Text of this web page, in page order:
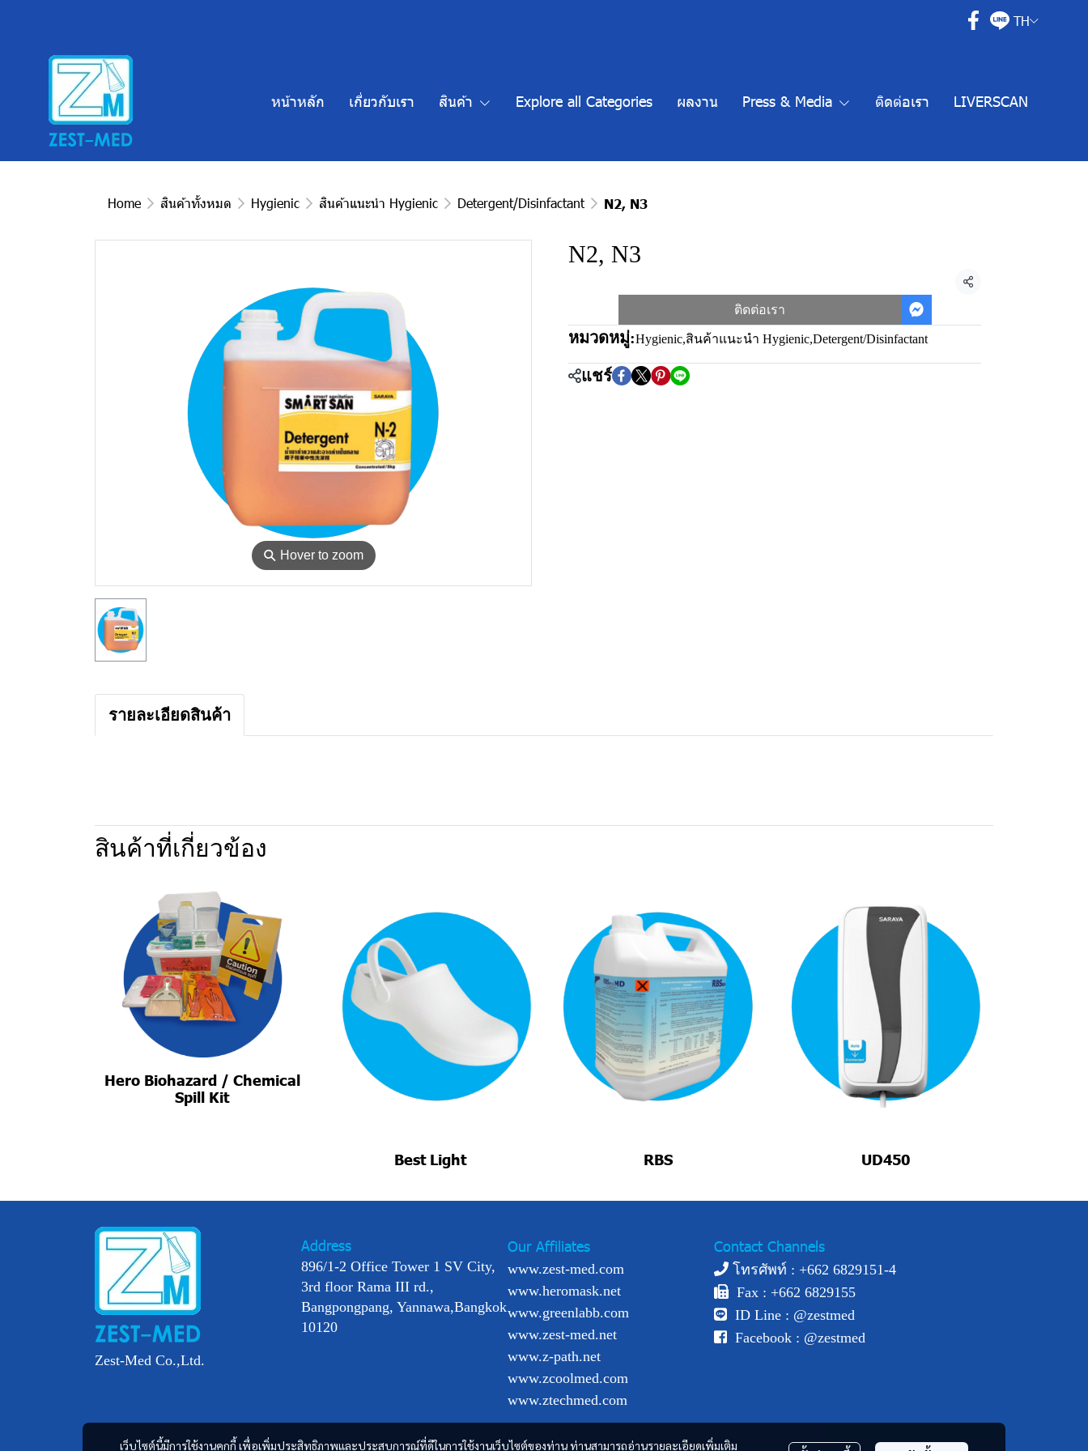
TH
หน้าหลัก เกี่ยวกับเรา สินค้า Explore all Categories ผลงาน Press & Media ติดต่อเรา LIVERSCAN
Home สินค้าทั้งหมด Hygienic สินค้าแนะนำ Hygienic Detergent/Disinfactant N2, N3
⚲ Hover to zoom
N2, N3
แชร์
ติดต่อเรา
หมวดหมู่:Hygienic,สินค้าแนะนำ Hygienic,Detergent/Disinfactant
แชร์
รายละเอียดสินค้า
สินค้าที่เกี่ยวข้อง
Hero Biohazard / Chemical
Spill Kit
Best Light RBS UD450
เว็บไซต์นี้มีการใช้งานคุกกี้ เพื่อเพิ่มประสิทธิภาพและประสบการณ์ที่ดีในการใช้งานเว็บไซต์ของท่าน ท่านสามารถอ่านรายละเอียดเพิ่มเติม
Zest-Med Co.,Ltd.
Address
896/1-2 Office Tower 1 SV City,
3rd floor Rama III rd.,
Bangpongpang, Yannawa,Bangkok
10120
Our Affiliates
www.zest-med.com
www.heromask.net
www.greenlabb.com
www.zest-med.net
www.z-path.net
www.zcoolmed.com
www.ztechmed.com
Contact Channels
โทรศัพท์ : +662 6829151-4
Fax : +662 6829155
ID Line : @zestmed
Facebook : @zestmed